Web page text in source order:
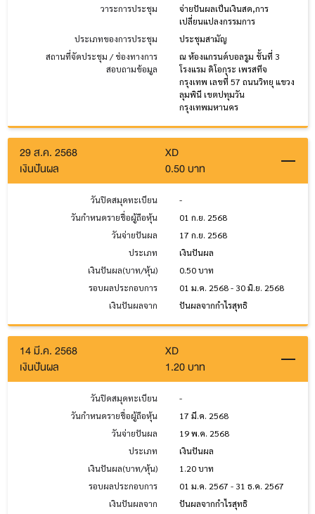
วาระการประชุม
จ่ายปันผลเป็นเงินสด,การ
เปลี่ยนแปลงกรรมการ
ประเภทของการประชุม
ประชุมสามัญ
สถานที่จัดประชุม / ช่องทางการ
สอบถามข้อมูล
ณ ห้องแกรนด์บอลรูม ชั้นที่ 3
โรงแรม ดิโอกุระ เพรสทีจ
กรุงเทพ เลขที่ 57 ถนนวิทยุ แขวง
ลุมพินี เขตปทุมวัน
กรุงเทพมหานคร
29 ส.ค. 2568
XD
เงินปันผล
0.50 บาท
วันปิดสมุดทะเบียน
-
วันกำหนดรายชื่อผู้ถือหุ้น
01 ก.ย. 2568
วันจ่ายปันผล
17 ก.ย. 2568
ประเภท
เงินปันผล
เงินปันผล(บาท/หุ้น)
0.50 บาท
รอบผลประกอบการ
01 ม.ค. 2568 - 30 มิ.ย. 2568
เงินปันผลจาก
ปันผลจากกำไรสุทธิ
14 มี.ค. 2568
XD
เงินปันผล
1.20 บาท
วันปิดสมุดทะเบียน
-
วันกำหนดรายชื่อผู้ถือหุ้น
17 มี.ค. 2568
วันจ่ายปันผล
19 พ.ค. 2568
ประเภท
เงินปันผล
เงินปันผล(บาท/หุ้น)
1.20 บาท
รอบผลประกอบการ
01 ม.ค. 2567 - 31 ธ.ค. 2567
เงินปันผลจาก
ปันผลจากกำไรสุทธิ